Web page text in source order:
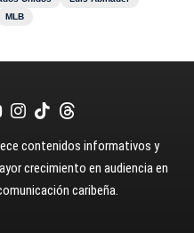
MLB
contenidos informativos y
crecimiento en audiencia en
caribeña.